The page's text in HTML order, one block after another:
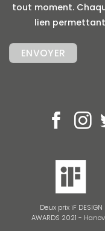
tout moment.
lien
Deux prix iF DESIGN
AWARDS 2021 -